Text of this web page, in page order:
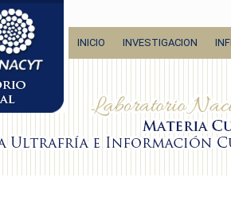
INICIO INVESTIGACION